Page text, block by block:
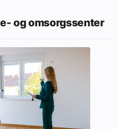
og omsorgssenter